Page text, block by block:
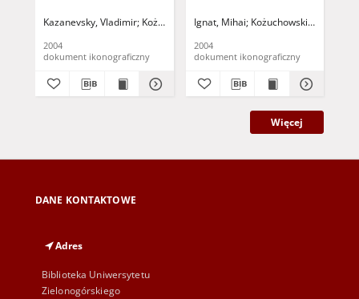
Kazanevsky, Vladimir Kożuchowski Ośrodek Kultury i Sportu "Zamek"
2004
dokument ikonograficzny
Ignat, Mihai Kożuchowski Ośrodek
2004
dokument ikonograficzny
Więcej
DANE KONTAKTOWE
Adres
Biblioteka Uniwersytetu
Zielonogórskiego